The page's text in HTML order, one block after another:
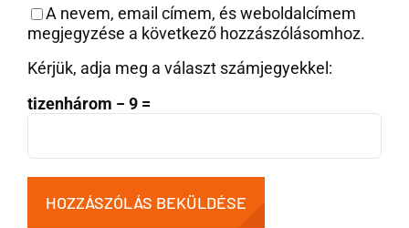
A nevem, email címem, és weboldalcímem
megjegyzése a következő hozzászólásomhoz.
Kérjük, adja meg a választ számjegyekkel:
tizenhárom − 9 =